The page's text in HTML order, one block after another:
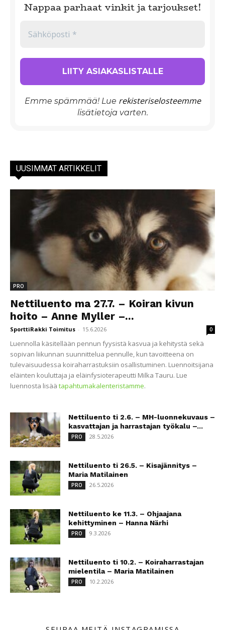
Nappaa parhaat vinkit ja tarjoukset!
Emme spämmää! Lue rekisteriselosteemme
lisätietoja varten.
UUSIMMAT ARTIKKELIT
PRO
Nettiluento ma 27.7. – Koiran kivun
hoito – Anne Myller –...
SporttiRakki Toimitus - 15.6.2026 0
Luennolla käsitellään pennun fyysistä kasvua ja kehitystä sekä
sopivan liikunnan suunnittelua pennulle, kun tavoitteena on
tulevaisuudessa koiraharrastuksiin osallistuminen. Luennoitsijana
eläinten kouluttaja ja eläinfysioterapeutti Milka Tauru. Lue
luennosta lisää tapahtumakalenteristamme.
Nettiluento ti 2.6. – MH-luonnekuvaus –
kasvattajan ja harrastajan työkalu –...
PRO 28.5.2026
Nettiluento ti 26.5. – Kisajännitys –
Maria Matilainen
PRO 26.5.2026
Nettiluento ke 11.3. – Ohjaajana
kehittyminen – Hanna Närhi
PRO 9.3.2026
Nettiluento ti 10.2. – Koiraharrastajan
mielentila – Maria Matilainen
PRO 10.2.2026